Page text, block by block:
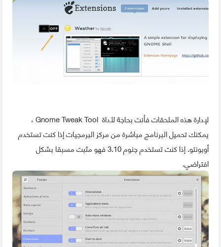
لإدارة هذه الملحقات فأنت بحاجة لأداة Gnome Tweak Tool ،
يمكنك تحميل البرنامج مباشرة من مركز البرمجيات إذا كنت تستخدم
أوبونتو. إذا كنت تستخدم جنوم 3.10 فهو مثبت مسبقا بشكل
افتراضي.